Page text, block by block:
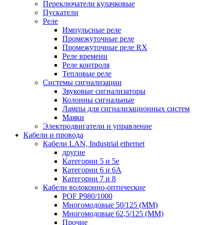
Переключатели кулачковые
Пускатели
Реле
Импульсные реле
Промежуточные реле
Промежуточные реле RX
Реле времени
Реле контроля
Тепловые реле
Системы сигнализации
Звуковые сигнализаторы
Колонны сигнальные
Лампы для сигнализационных систем
Маяки
Электродвигатели и управление
Кабели и провода
Кабели LAN, Industrial ethernet
другие
Категории 5 и 5е
Категории 6 и 6A
Категории 7 и 8
Кабели волоконно-оптические
POF P980/1000
Многомодовые 50/125 (ММ)
Многомодовые 62,5/125 (ММ)
Прочие